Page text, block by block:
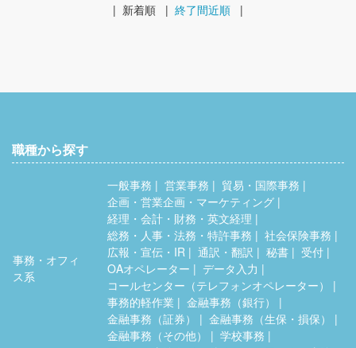
| 新着順 | 終了間近順 |
職種から探す
事務・オフィ
ス系
一般事務 営業事務
貿易・国際事務
企画・営業企画・マーケティング
経理・会計・財務・英文経理
総務・人事・法務・特許事務
社会保険事務
広報・宣伝・IR
通訳・翻訳 秘書
受付
OAオペレーター
データ入力
コールセンター（テレフォンオペレーター）
事務的軽作業
金融事務（銀行）
金融事務（証券）
金融事務（生保・損保）
金融事務（その他）
学校事務